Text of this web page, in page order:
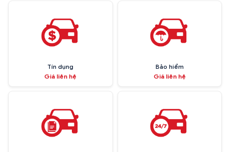
Tín dụng
Giá liên hệ
Bảo hiểm
Giá liên hệ